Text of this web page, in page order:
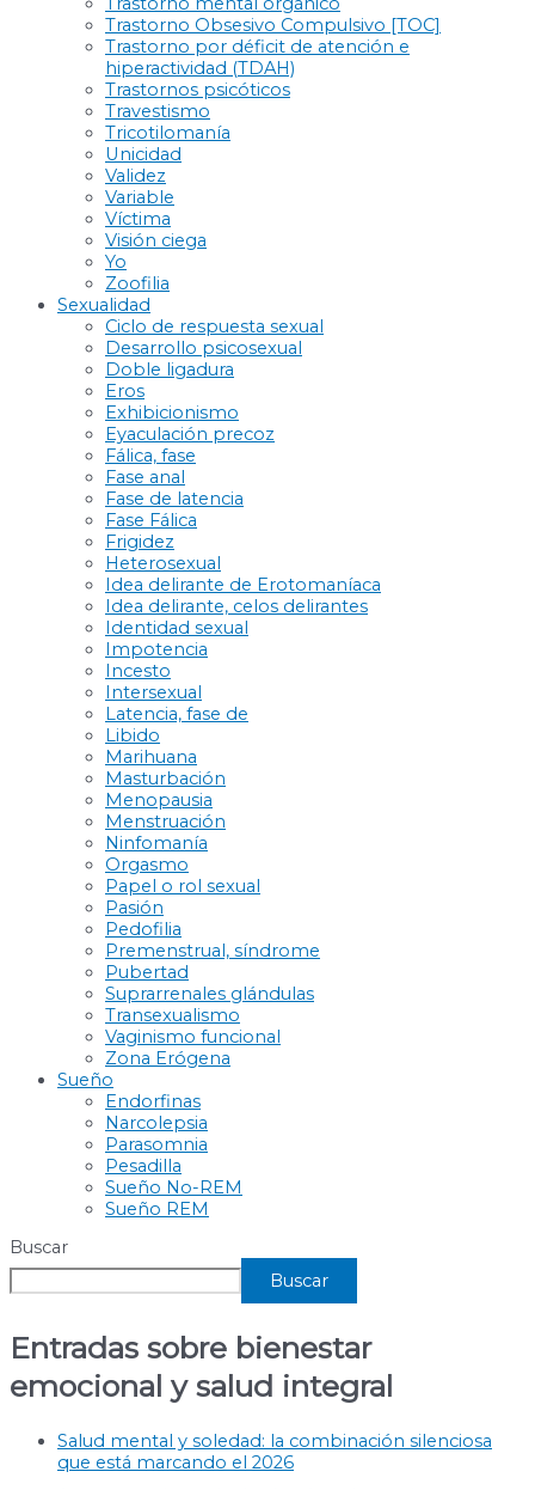
Trastorno Obsesivo Compulsivo [TOC]
Trastorno por déficit de atención e
hiperactividad (TDAH)
Trastornos psicóticos
Travestismo
Tricotilomanía
Unicidad
Validez
Variable
Víctima
Visión ciega
Yo
Zoofilia
Sexualidad
Ciclo de respuesta sexual
Desarrollo psicosexual
Doble ligadura
Eros
Exhibicionismo
Eyaculación precoz
Fálica, fase
Fase anal
Fase de latencia
Fase Fálica
Frigidez
Heterosexual
Idea delirante de Erotomaníaca
Idea delirante, celos delirantes
Identidad sexual
Impotencia
Incesto
Intersexual
Latencia, fase de
Libido
Marihuana
Masturbación
Menopausia
Menstruación
Ninfomanía
Orgasmo
Papel o rol sexual
Pasión
Pedofilia
Premenstrual, síndrome
Pubertad
Suprarrenales glándulas
Transexualismo
Vaginismo funcional
Zona Erógena
Sueño
Endorfinas
Narcolepsia
Parasomnia
Pesadilla
Sueño No-REM
Sueño REM
Buscar
Buscar
Entradas sobre bienestar
emocional y salud integral
Salud mental y soledad: la combinación silenciosa
que está marcando el 2026